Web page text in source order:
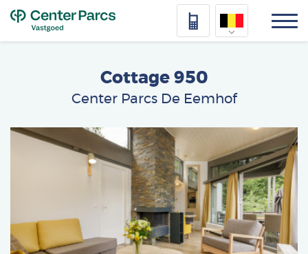
Deutsch
Cottage 950
Center Parcs De Eemhof
Afbeelding